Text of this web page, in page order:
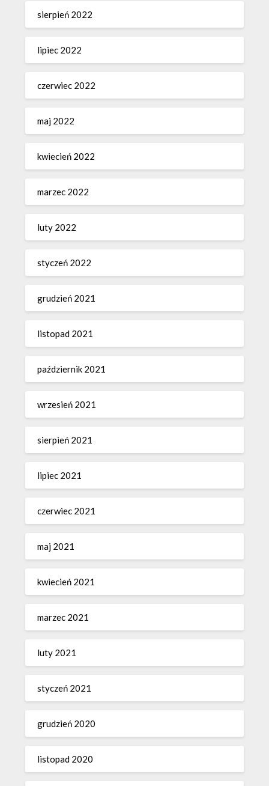
sierpień 2022
lipiec 2022
czerwiec 2022
maj 2022
kwiecień 2022
marzec 2022
luty 2022
styczeń 2022
grudzień 2021
listopad 2021
październik 2021
wrzesień 2021
sierpień 2021
lipiec 2021
czerwiec 2021
maj 2021
kwiecień 2021
marzec 2021
luty 2021
styczeń 2021
grudzień 2020
listopad 2020